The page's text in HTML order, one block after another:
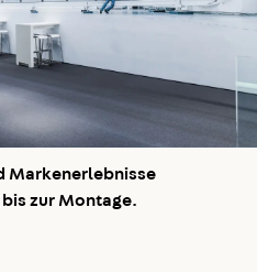
Markenerlebnisse
zur Montage.